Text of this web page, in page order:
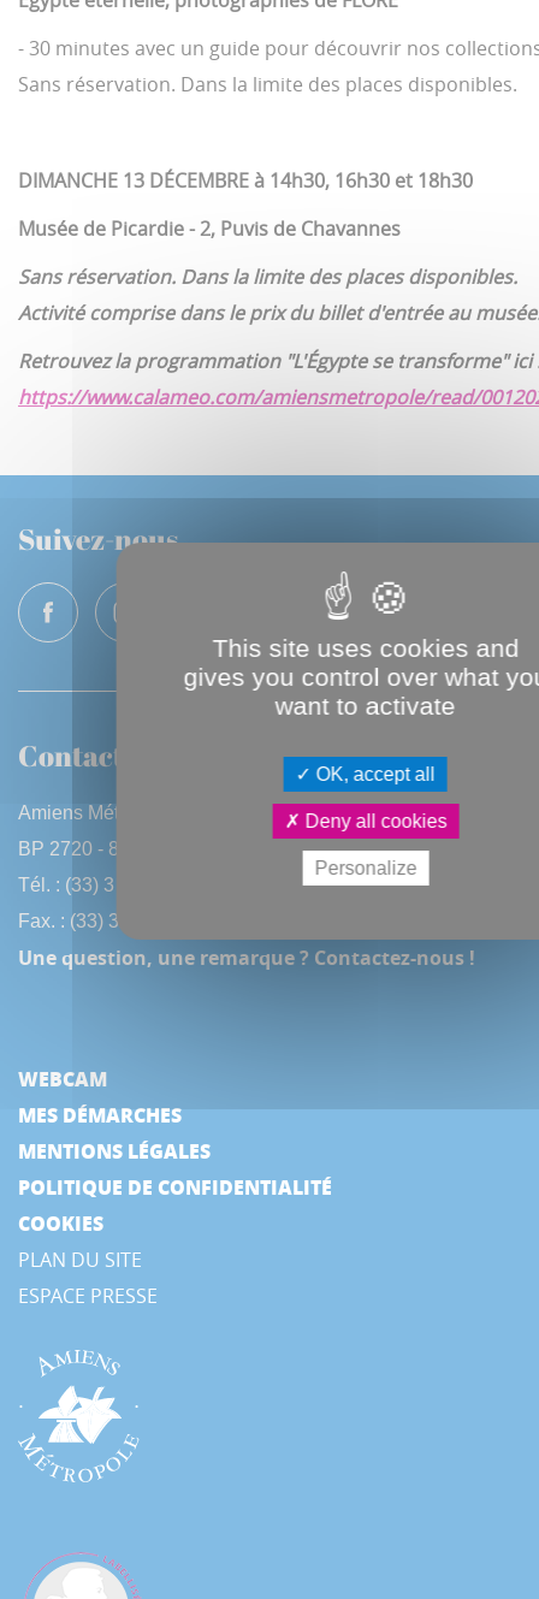
- 30 minutes avec un guide pour découvrir nos
Sans réservation. Dans la limite des places disponibles.
DIMANCHE 13 DÉCEMBRE à 14h30, 16h30 et 18h30
Musée de Picardie - 2, Puvis de Chavannes
Sans réservation. Dans la limite des places disponibles.
Activité comprise dans le prix du billet d'entrée au
Retrouvez la programmation"L'Égypte se transforme"ici
https://www.calameo.com/amiensmetropole/read/
Suivez-nous
Contactez-nous
Amiens Métropole
BP 2720 - 80027 Amiens CEDEX
Tél. : (33) 3 22 97 40 40
Fax. : (33) 3 22 97 42 53
Une question, une remarque ? Contactez-nous !
WEBCAM
MES DÉMARCHES
MENTIONS LÉGALES
POLITIQUE DE CONFIDENTIALITÉ
COOKIES
PLAN DU SITE
ESPACE PRESSE
This site uses cookies and
gives you control over what
want to activate
OK, accept all
Deny all cookies
Personalize